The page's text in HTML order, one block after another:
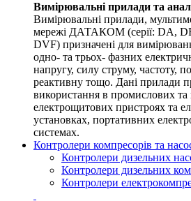
Вимірювальні прилади та
Вимірювальні прилади,
мережі ДАТАКОМ (серії: DA,
DVF) призначені для
одно- та трьох- фазних
напругу, силу струму, частоту,
реактивну тощо. Дані прилади
використання в промислових та
електрощитових пристроях та
установках, портативних
системах.
Контролери компресорів та
Контролери дизельних
Контролери дизельних
Контролери